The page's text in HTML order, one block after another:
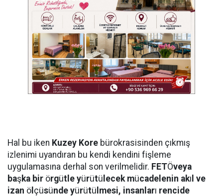
Hal bu iken Kuzey Kore bürokrasisinden çıkmış
izlenimi uyandıran bu kendi kendini fişleme
uygulamasına derhal son verilmelidir. FETÖveya
başka bir örgütle yürütü lecek mücadelenin akı l ve
izan ö çüsünde yürütü lmesi, insanları rencide